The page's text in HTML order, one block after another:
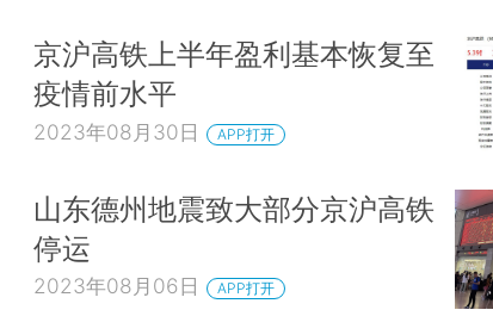
京沪高铁上半年盈利基本恢复至
疫情前水平
2023年08月30日 APP打开
山东德州地震致大部分京沪高铁
停运
2023年08月06日 APP打开